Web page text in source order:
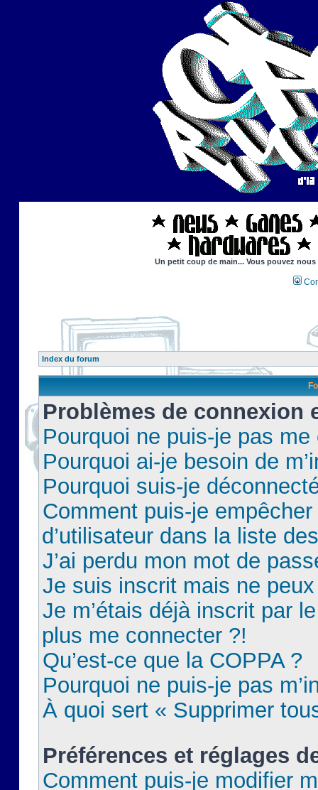
Un petit coup de main... Vous pouvez
Index du forum
Problèmes de connexion
Pourquoi ne puis-je pas
Pourquoi ai-je besoin de
Pourquoi suis-je
Comment puis-je
d’utilisateur dans la liste
J’ai perdu mon mot de
Je suis inscrit mais ne
Je m’étais déjà inscrit par
plus me connecter ?!
Qu’est-ce que la COPPA ?
Pourquoi ne puis-je pas
À quoi sert « Supprimer
Préférences et réglages
Comment puis-je modifier